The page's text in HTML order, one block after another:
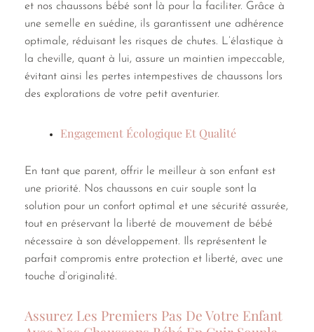
et nos chaussons bébé sont là pour la faciliter. Grâce à
une semelle en suédine, ils garantissent une adhérence
optimale, réduisant les risques de chutes. L’élastique à
la cheville, quant à lui, assure un maintien impeccable,
évitant ainsi les pertes intempestives de chaussons lors
des explorations de votre petit aventurier.
Engagement Écologique Et Qualité
En tant que parent, offrir le meilleur à son enfant est
une priorité. Nos chaussons en cuir souple sont la
solution pour un confort optimal et une sécurité assurée,
tout en préservant la liberté de mouvement de bébé
nécessaire à son développement. Ils représentent le
parfait compromis entre protection et liberté, avec une
touche d’originalité.
Assurez Les Premiers Pas De Votre Enfant